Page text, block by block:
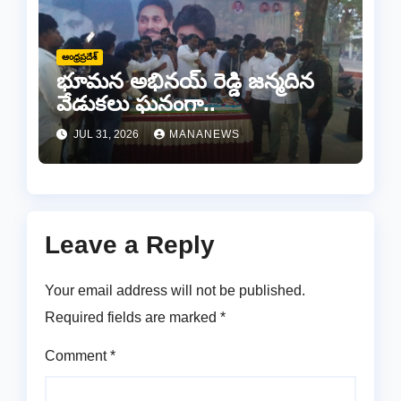
ఆంధ్రప్రదేశ్
భూమన అభినయ్ రెడ్డి జన్మదిన
వేడుకలు ఘనంగా..
JUL 31, 2026 MANANEWS
Leave a Reply
Your email address will not be published.
Required fields are marked *
Comment*